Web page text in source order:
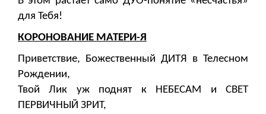
для Тебя!
КОРОНОВАНИЕ МАТЕРИ-Я
Приветствие, Божественный ДИТЯ в Телесном
Рождении,
Твой Лик уж поднят к НЕБЕСАМ и СВЕТ
ПЕРВИЧНЫЙ ЗРИТ,